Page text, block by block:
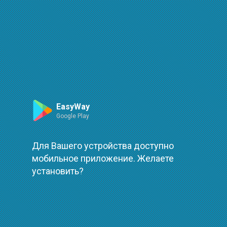
Маршрут
Произошла ошибка при загрузке
повторить
Leaflet| ©OpenStreetMap| ©OpenMapTiles
EasyWay
Google Play
Для Вашего устройства доступно
мобильное приложение. Желаете
установить?